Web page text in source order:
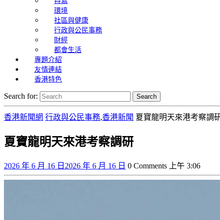
環境
社區與健康
行政與公民事務
財經
都會生活
專題介紹
友情連結
香港特色
Search for:
香港新聞網 行政與公民事務,香港新聞 夏寶龍明天來港考察調
夏寶龍明天來港考察調研
2026 年 6 月 16 日 2026 年 6 月 16 日 0 Comments 上午 3:06